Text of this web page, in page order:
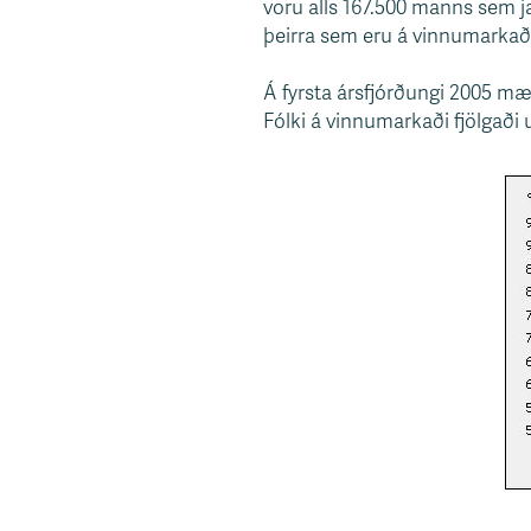
voru alls 167.500 manns sem
þeirra sem eru á
Á fyrsta ársfjórðungi 2005
Fólki á vinnumarkaði fjölgaði